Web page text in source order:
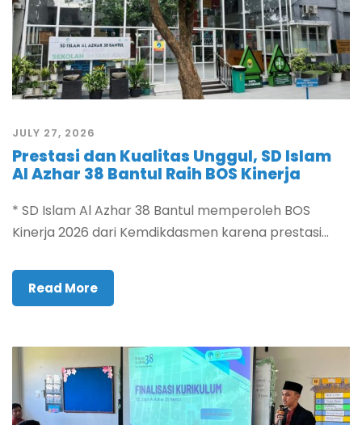
JULY 27, 2026
Prestasi dan Kualitas Unggul, SD Islam
Al Azhar 38 Bantul Raih BOS Kinerja
* SD Islam Al Azhar 38 Bantul memperoleh BOS
Kinerja 2026 dari Kemdikdasmen karena prestasi...
Read More